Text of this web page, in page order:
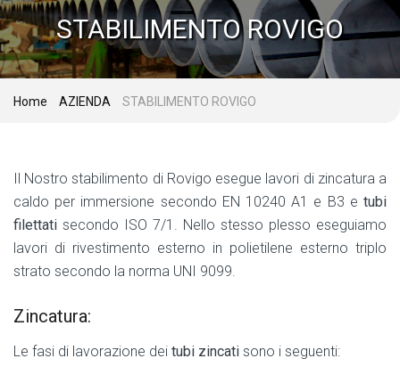
STABILIMENTO ROVIGO
Home AZIENDA STABILIMENTO ROVIGO
Il Nostro stabilimento di Rovigo esegue lavori di zincatura a
caldo per immersione secondo EN 10240 A1 e B3 e tubi
filettati secondo ISO 7/1. Nello stesso plesso eseguiamo
lavori di rivestimento esterno in polietilene esterno triplo
strato secondo la norma UNI 9099.
Zincatura:
Le fasi di lavorazione dei tubi zincati sono i seguenti: